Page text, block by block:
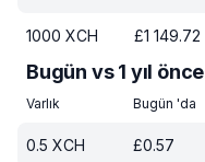
1000 XCH £1 149.72
Bugün vs 1 yıl önce
Varlık Bugün 'da
0.5 XCH £0.57